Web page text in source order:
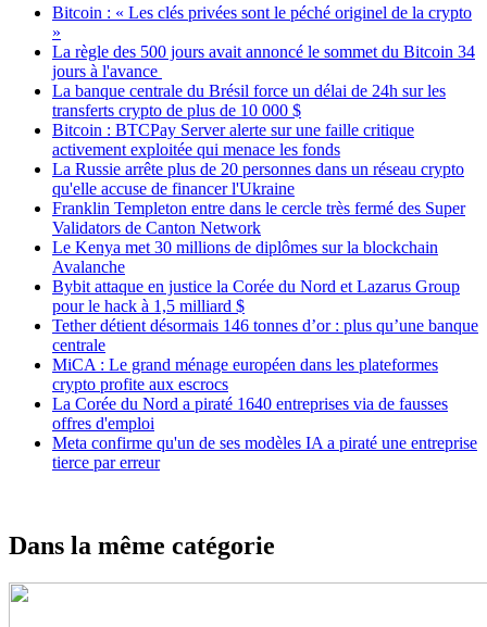
Bitcoin : « Les clés privées sont le péché originel de la crypto
»
La règle des 500 jours avait annoncé le sommet du Bitcoin 34
jours à l'avance
La banque centrale du Brésil force un délai de 24h sur les
transferts crypto de plus de 10 000 $
Bitcoin : BTCPay Server alerte sur une faille critique
activement exploitée qui menace les fonds
La Russie arrête plus de 20 personnes dans un réseau crypto
qu'elle accuse de financer l'Ukraine
Franklin Templeton entre dans le cercle très fermé des Super
Validators de Canton Network
Le Kenya met 30 millions de diplômes sur la blockchain
Avalanche
Bybit attaque en justice la Corée du Nord et Lazarus Group
pour le hack à 1,5 milliard $
Tether détient désormais 146 tonnes d’or : plus qu’une banque
centrale
MiCA : Le grand ménage européen dans les plateformes
crypto profite aux escrocs
La Corée du Nord a piraté 1640 entreprises via de fausses
offres d'emploi
Meta confirme qu'un de ses modèles IA a piraté une entreprise
tierce par erreur
Dans la même catégorie